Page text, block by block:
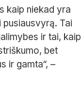
kaip niekad yra
Tai
ir tai, kaip
bet
ir gamta“, –